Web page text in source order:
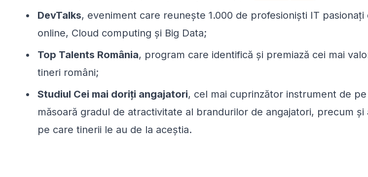
DevTalks, eveniment care reunește 1.000 de profesioniști IT pasionați
online, Cloud computing și Big Data;
Top Talents România, program care identifică și premiază cei mai
tineri români;
Studiul Cei mai doriți angajatori, cel mai cuprinzător instrument de
măsoară gradul de atractivitate al brandurilor de angajatori, precum și
pe care tinerii le au de la aceștia.